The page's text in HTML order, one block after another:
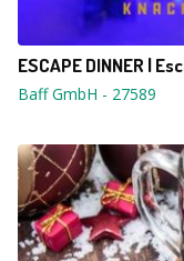
ESCAPE DINNER |
Baff GmbH - 27589